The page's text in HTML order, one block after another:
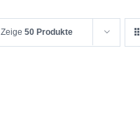
Zeige 50 Produkte